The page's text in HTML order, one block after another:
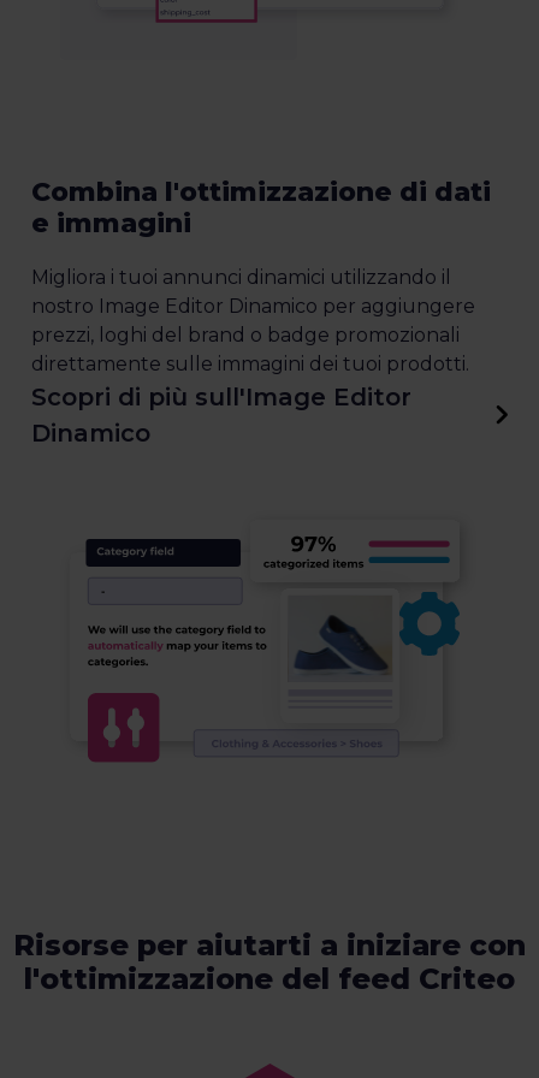
Combina l'ottimizzazione di dati
e immagini
Migliora i tuoi annunci dinamici utilizzando il
nostro Image Editor Dinamico per aggiungere
prezzi, loghi del brand o badge promozionali
direttamente sulle immagini dei tuoi prodotti.
Scopri di più sull'Image Editor
Dinamico
Risorse per aiutarti a iniziare con
l'ottimizzazione del feed Criteo